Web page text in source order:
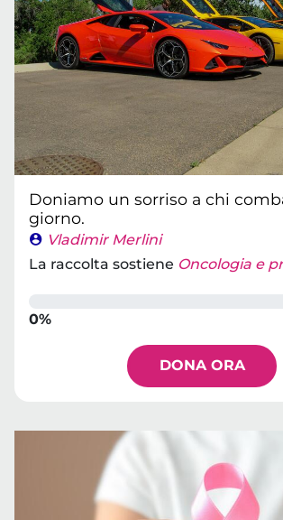
Doniamo un sorriso a chi
giorno.
Vladimir Merlini
La raccolta sostiene Oncologia e
0%
DONA ORA